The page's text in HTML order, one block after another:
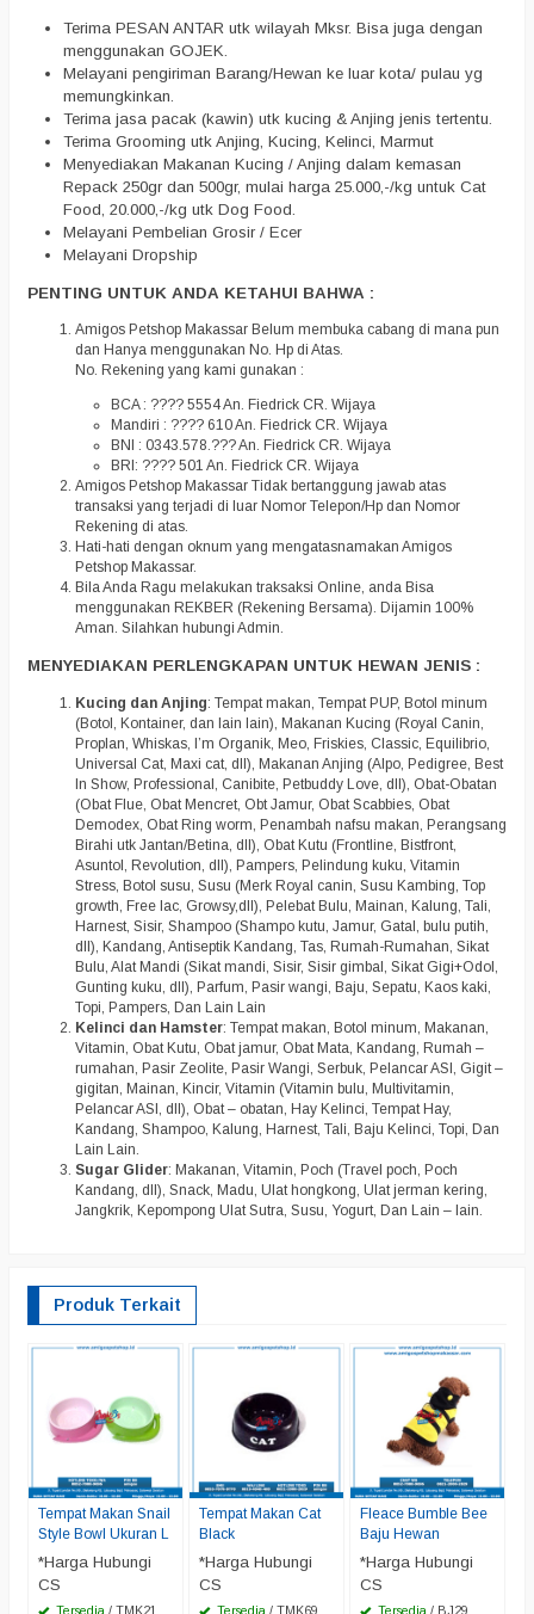
Terima PESAN ANTAR utk wilayah Mksr. Bisa juga dengan
menggunakan GOJEK.
Melayani pengiriman Barang/Hewan ke luar kota/ pulau yg
memungkinkan.
Terima jasa pacak (kawin) utk kucing & Anjing jenis tertentu.
Terima Grooming utk Anjing, Kucing, Kelinci, Marmut
Menyediakan Makanan Kucing / Anjing dalam kemasan
Repack 250gr dan 500gr, mulai harga 25.000,-/kg untuk Cat
Food, 20.000,-/kg utk Dog Food.
Melayani Pembelian Grosir / Ecer
Melayani Dropship
PENTING UNTUK ANDA KETAHUI BAHWA :
Amigos Petshop Makassar Belum membuka cabang di mana pun
dan Hanya menggunakan No. Hp di Atas.
No. Rekening yang kami gunakan :
BCA : ???? 5554 An. Fiedrick CR. Wijaya
Mandiri : ???? 610 An. Fiedrick CR. Wijaya
BNI : 0343.578.??? An. Fiedrick CR. Wijaya
BRI: ???? 501 An. Fiedrick CR. Wijaya
Amigos Petshop Makassar Tidak bertanggung jawab atas
transaksi yang terjadi di luar Nomor Telepon/Hp dan Nomor
Rekening di atas.
Hati-hati dengan oknum yang mengatasnamakan Amigos
Petshop Makassar.
Bila Anda Ragu melakukan traksaksi Online, anda Bisa
menggunakan REKBER (Rekening Bersama). Dijamin 100%
Aman. Silahkan hubungi Admin.
MENYEDIAKAN PERLENGKAPAN UNTUK HEWAN JENIS :
Kucing dan Anjing: Tempat makan, Tempat PUP, Botol minum
(Botol, Kontainer, dan lain lain), Makanan Kucing (Royal Canin,
Proplan, Whiskas, I’m Organik, Meo, Friskies, Classic, Equilibrio,
Universal Cat, Maxi cat, dll), Makanan Anjing (Alpo, Pedigree, Best
In Show, Professional, Canibite, Petbuddy Love, dll), Obat-Obatan
(Obat Flue, Obat Mencret, Obt Jamur, Obat Scabbies, Obat
Demodex, Obat Ring worm, Penambah nafsu makan, Perangsang
Birahi utk Jantan/Betina, dll), Obat Kutu (Frontline, Bistfront,
Asuntol, Revolution, dll), Pampers, Pelindung kuku, Vitamin
Stress, Botol susu, Susu (Merk Royal canin, Susu Kambing, Top
growth, Free lac, Growsy,dll), Pelebat Bulu, Mainan, Kalung, Tali,
Harnest, Sisir, Shampoo (Shampo kutu, Jamur, Gatal, bulu putih,
dll), Kandang, Antiseptik Kandang, Tas, Rumah-Rumahan, Sikat
Bulu, Alat Mandi (Sikat mandi, Sisir, Sisir gimbal, Sikat Gigi+Odol,
Gunting kuku, dll), Parfum, Pasir wangi, Baju, Sepatu, Kaos kaki,
Topi, Pampers, Dan Lain Lain
Kelinci dan Hamster: Tempat makan, Botol minum, Makanan,
Vitamin, Obat Kutu, Obat jamur, Obat Mata, Kandang, Rumah –
rumahan, Pasir Zeolite, Pasir Wangi, Serbuk, Pelancar ASI, Gigit –
gigitan, Mainan, Kincir, Vitamin (Vitamin bulu, Multivitamin,
Pelancar ASI, dll), Obat – obatan, Hay Kelinci, Tempat Hay,
Kandang, Shampoo, Kalung, Harnest, Tali, Baju Kelinci, Topi, Dan
Lain Lain.
Sugar Glider: Makanan, Vitamin, Poch (Travel poch, Poch
Kandang, dll), Snack, Madu, Ulat hongkong, Ulat jerman kering,
Jangkrik, Kepompong Ulat Sutra, Susu, Yogurt, Dan Lain – lain.
Produk Terkait
Tempat Makan Snail
Style Bowl Ukuran L
*Harga Hubungi
CS
Tersedia / TMK21
Tempat Makan Cat
Black
*Harga Hubungi
CS
Tersedia / TMK69
Fleace Bumble Bee
Baju Hewan
*Harga Hubungi
CS
Tersedia / BJ29